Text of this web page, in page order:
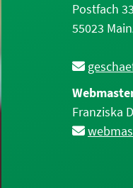
Postfach
55023
Franziska